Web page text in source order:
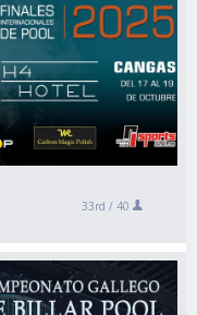
33rd / 40